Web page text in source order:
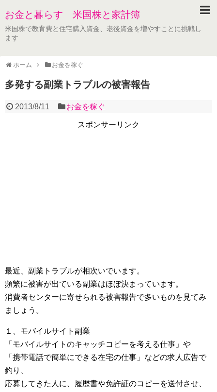
お金と暮らす 米国株と家計簿
米国株で教育費と住宅購入資金、老後資金を増やすことに挑戦し
ます
ホーム お金を稼ぐ
多発する副業トラブルの被害報告
2013/8/11 お金を稼ぐ
スポンサーリンク
最近、副業トラブルが相次いでいます。
頻繁に被害が出ている副業はほぼ決まっています。
消費者センターに寄せられる被害報告で多いものを見てみ
ましょう。
１、モバイルサイト副業
「モバイルサイトのキャッチコピーを考える仕事」や
「携帯電話で簡単にできる在宅の仕事」などの求人広告で
釣り、
応募してきた人に、履歴書や免許証のコピーを送付させ、